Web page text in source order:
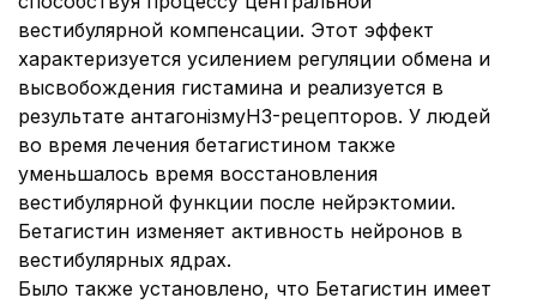
вестибулярной компенсации. Этот эффект
характеризуется усилением регуляции обмена и
высвобождения гистамина и реализуется в
результате антагонізмуН3-рецепторов. У людей
во время лечения бетагистином также
уменьшалось время восстановления
вестибулярной функции после нейрэктомии.
Бетагистин изменяет активность нейронов в
вестибулярных ядрах.
Было также установлено, что Бетагистин имеет